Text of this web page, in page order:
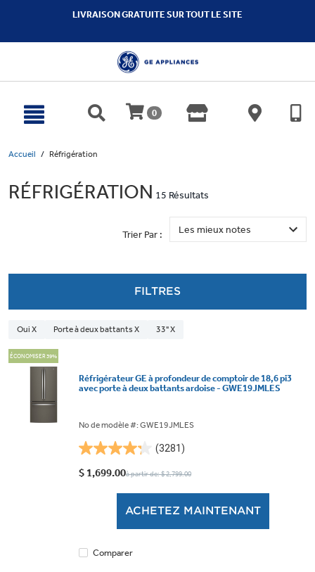
LIVRAISON GRATUITE SUR TOUT LE SITE
0
Accueil Réfrigération
RÉFRIGÉRATION 15 Résultats
Trier Par :
FILTRES
Oui X Porte à deux battants X 33" X
ÉCONOMISER 39%
Réfrigérateur GE à profondeur de comptoir de 18,6 pi3
avec porte à deux battants ardoise - GWE19JMLES
No de modèle #: GWE19JMLES
(3281)
4.2
étoile(s)
$ 1,699.00à partir de: $ 2,799.00
ACHETEZ MAINTENANT
Comparer